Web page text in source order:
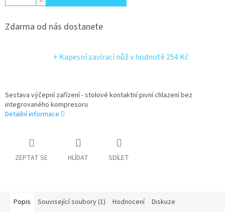
Zdarma od nás dostanete
+ Kapesní zavírací nůžv hodnotě 254 Kč
Sestava výčepní zařízení - stolové kontaktní pivní chlazení bez
integrovaného kompresoru
Detailní informace
ZEPTAT SE HLÍDAT SDÍLET
Popis Související soubory (1) Hodnocení Diskuze